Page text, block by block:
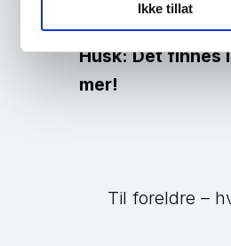
Ikke tillat
Hvordan takler
Husk: Det finnes
mer!
Til foreldre –